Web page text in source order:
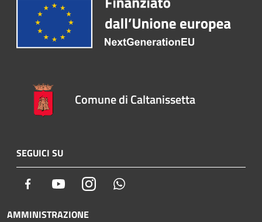
Comune di Caltanissetta
SEGUICI SU
Facebook YoutubeInstagram
AMMINISTRAZIONE